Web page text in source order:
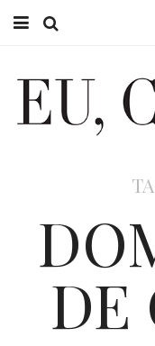
EU CLÁUDIO
EU, PAI
DE